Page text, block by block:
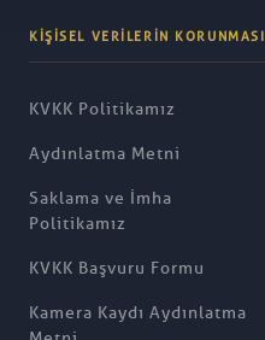
KIŞISEL VERILERIN KORUNMASI
KVKK Politikamız
Aydınlatma Metni
Saklama ve İmha
Politikamız
KVKK Başvuru Formu
Kamera Kaydı Aydınlatma